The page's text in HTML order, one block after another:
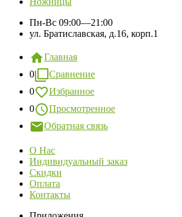
Пн-Вс 09:00—21:00
ул. Братиславская, д.16, корп.1
Главная
0
Сравнение
0
Избранное
0
Просмотренное
Обратная связь
О Нас
Индивидуальный заказ
Скидки
Оплата
Контакты